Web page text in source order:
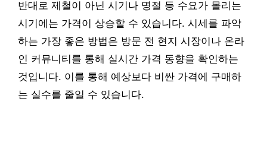
반대로 제철이 아닌 시기나 명절 등 수요가 몰리는
시기에는 가격이 상승할 수 있습니다. 시세를 파악
하는 가장 좋은 방법은 방문 전 현지 시장이나 온라
인 커뮤니티를 통해 실시간 가격 동향을 확인하는
것입니다. 이를 통해 예상보다 비싼 가격에 구매하
는 실수를 줄일 수 있습니다.